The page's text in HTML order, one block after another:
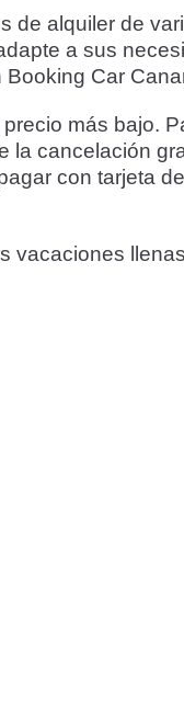
de alquiler de
a sus
Car
más bajo.
la cancelación
con tarjeta
vacaciones